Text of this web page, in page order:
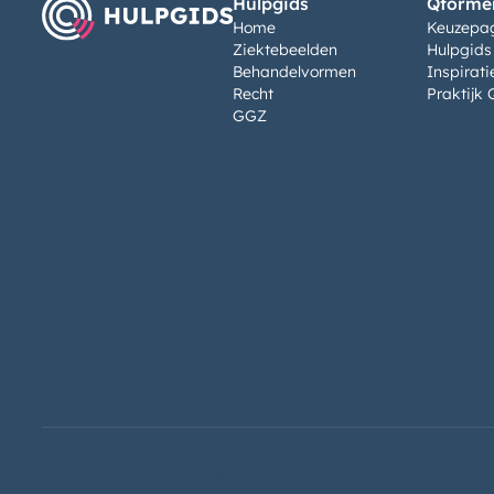
Home
Ziektebeelden
Behandelvormen
Recht
GGZ
Hulpgids
Praktijk